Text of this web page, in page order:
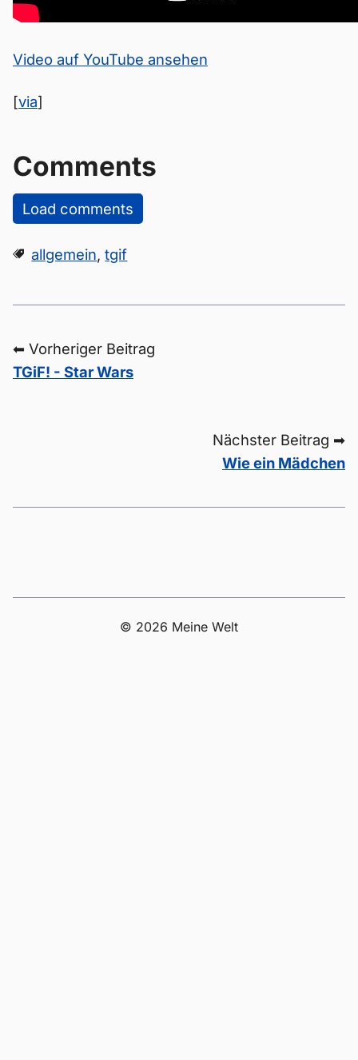
Video auf YouTube ansehen
[via]
Comments
Load comments
allgemein,tgif
⬅ Vorheriger Beitrag
TGiF! - Star Wars
Nächster Beitrag ➡
Wie ein Mädchen
© 2026 Meine Welt